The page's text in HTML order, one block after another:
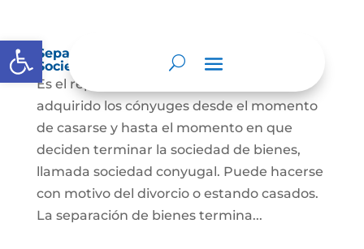
Abrir barra de herramientas
Separación de Bienes o Liquidación de
Sociedad Conyugal
Es el reparto de los bienes que han
adquirido los cónyuges desde el momento
de casarse y hasta el momento en que
deciden terminar la sociedad de bienes,
llamada sociedad conyugal. Puede hacerse
con motivo del divorcio o estando casados.
La separación de bienes termina...